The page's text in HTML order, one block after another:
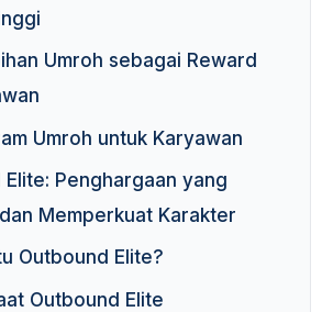
Umroh sebagai Reward
Umroh untuk Karyawan
Elite: Penghargaan yang
Memperkuat Karakter
Outbound Elite?
Outbound Elite